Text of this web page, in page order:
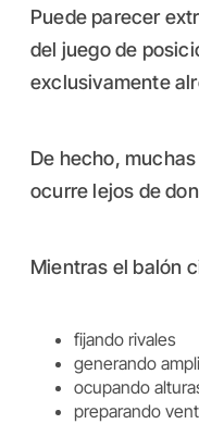
Puede parecer
del juego de
exclusivamente
De hecho,
ocurre lejos de
Mientras el balón
fijando rivales
generando
ocupando
preparando